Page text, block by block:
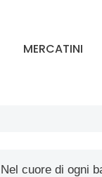
MERCATINI
Nel cuore di ogni